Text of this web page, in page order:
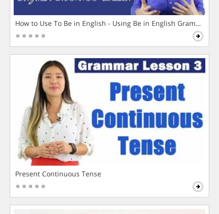
How to Use To Be in English - Using Be in English Grammar
Present Continuous Tense